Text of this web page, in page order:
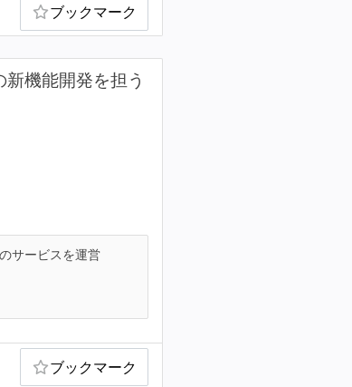
ブックマーク
機能開発を担う
サービスを運営
ブックマーク